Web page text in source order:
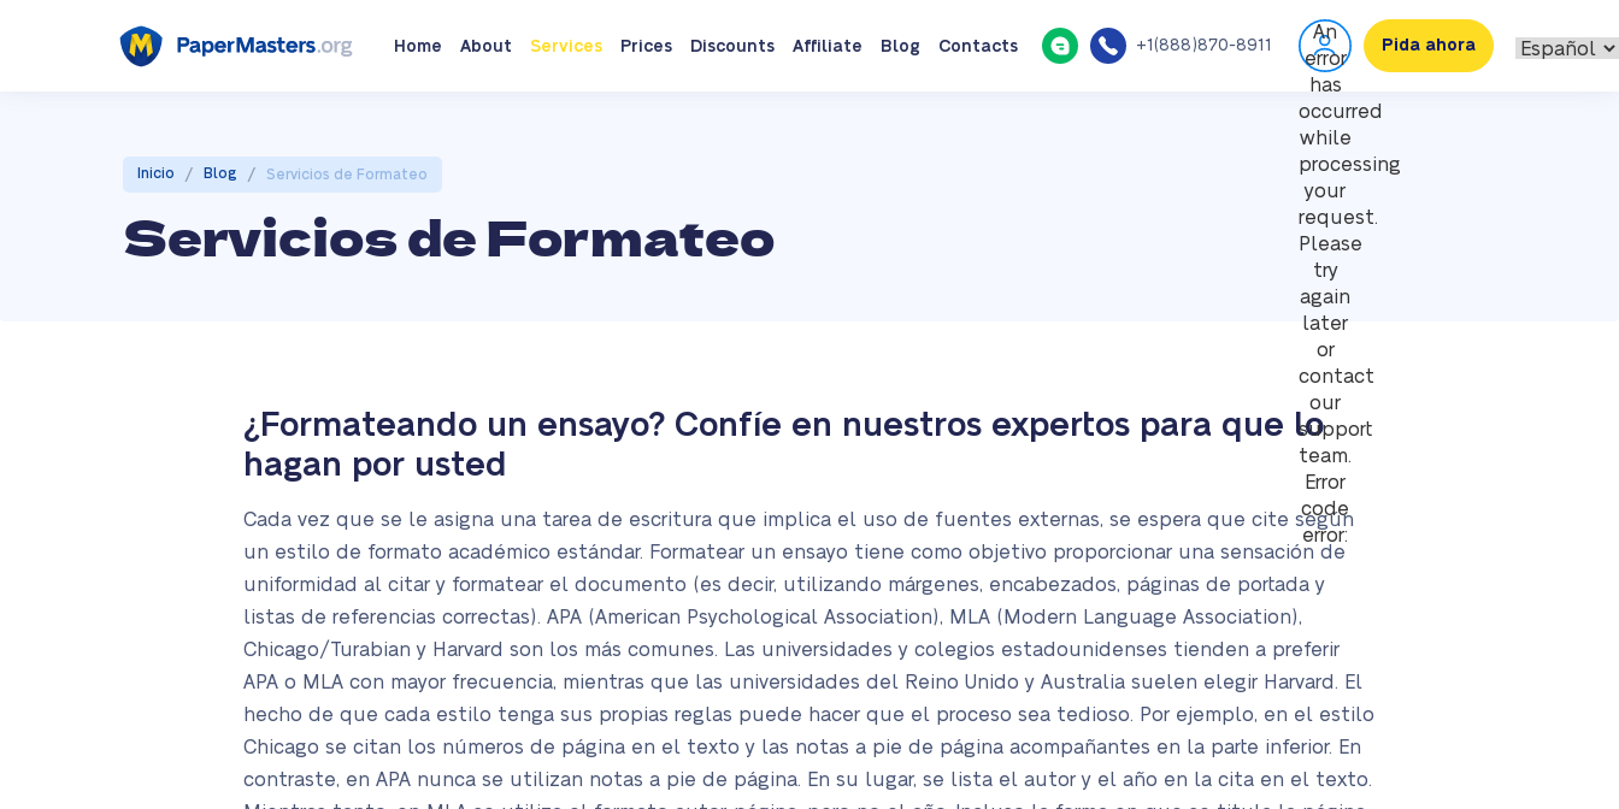
Home About Services Prices Discounts Affiliate Blog Contacts +1(888)870-8911
An
error
has
occurred
while
processing
your
request.
Please
try
again
later
or
contact
our
support
team.
Error
code
error:
Pida ahora
Inicio / Blog / Servicios de Formateo
Servicios de Formateo
¿Formateando un ensayo? Confíe en nuestros expertos para que lo
hagan por usted
Cada vez que se le asigna una tarea de escritura que implica el uso de fuentes externas, se espera que cite según
un estilo de formato académico estándar. Formatear un ensayo tiene como objetivo proporcionar una sensación de
uniformidad al citar y formatear el documento (es decir, utilizando márgenes, encabezados, páginas de portada y
listas de referencias correctas). APA (American Psychological Association), MLA (Modern Language Association),
Chicago/Turabian y Harvard son los más comunes. Las universidades y colegios estadounidenses tienden a preferir
APA o MLA con mayor frecuencia, mientras que las universidades del Reino Unido y Australia suelen elegir Harvard. El
hecho de que cada estilo tenga sus propias reglas puede hacer que el proceso sea tedioso. Por ejemplo, en el estilo
Chicago se citan los números de página en el texto y las notas a pie de página acompañantes en la parte inferior. En
contraste, en APA nunca se utilizan notas a pie de página. En su lugar, se lista el autor y el año en la cita en el texto.